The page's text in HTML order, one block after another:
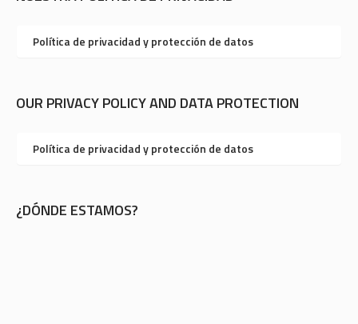
Política de privacidad y protección de datos
OUR PRIVACY POLICY AND DATA PROTECTION
Política de privacidad y protección de datos
¿DÓNDE ESTAMOS?